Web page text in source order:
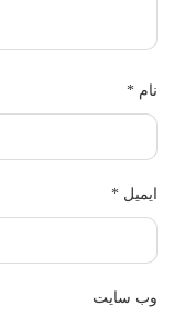
نام*
ایمیل*
وب‌ سایت